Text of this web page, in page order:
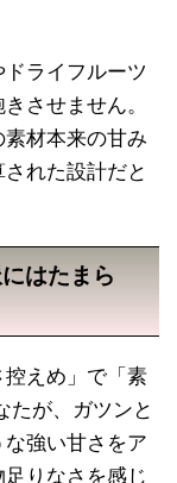
ライフルーツ
させません。
材本来の甘み
れた設計だと
はたまら
えめ」で「素
たが、ガツンと
強い甘さをア
りなさを感じ